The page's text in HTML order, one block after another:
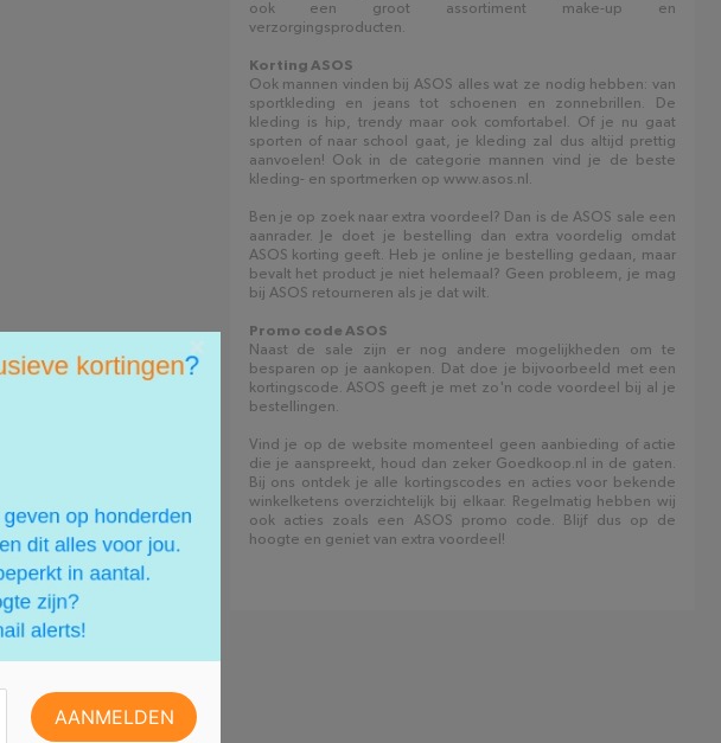
ook een groot assortiment make-up en
verzorgingsproducten.
Korting ASOS
Ook mannen vinden bij ASOS alles wat ze nodig hebben: van
sportkleding en jeans tot schoenen en zonnebrillen. De
kleding is hip, trendy maar ook comfortabel. Of je nu gaat
sporten of naar school gaat, je kleding zal dus altijd prettig
aanvoelen! Ook in de categorie mannen vind je de beste
kleding- en sportmerken op www.asos.nl.
Ben je op zoek naar extra voordeel? Dan is de ASOS sale een
aanrader. Je doet je bestelling dan extra voordelig omdat
ASOS korting geeft. Heb je online je bestelling gedaan, maar
bevalt het product je niet helemaal? Geen probleem, je mag
bij ASOS retourneren als je dat wilt.
Promo code ASOS
Naast de sale zijn er nog andere mogelijkheden om te
besparen op je aankopen. Dat doe je bijvoorbeeld met een
kortingscode. ASOS geeft je met zo'n code voordeel bij al je
bestellingen.
Vind je op de website momenteel geen aanbieding of actie
die je aanspreekt, houd dan zeker Goedkoop.nl in de gaten.
Bij ons ontdek je alle kortingscodes en acties voor bekende
winkelketens overzichtelijk bij elkaar. Regelmatig hebben wij
ook acties zoals een ASOS promo code. Blijf dus op de
hoogte en geniet van extra voordeel!
×